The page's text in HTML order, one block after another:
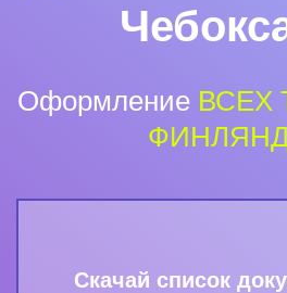
Оформление ВСЕХ
Скачай список